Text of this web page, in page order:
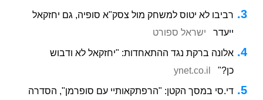
רביבו לא יטוס למשחק מול צסק"א סופיה, גם יחזקאל
ייעדר
ישראל ספורט
אלונה ברקת נגד ההתאחדות: "יחזקאל לא ודבוש
כן?"
ynet.co.il
די.סי במסך הקטן: "הרפתקאותיי עם סופרמן", הסדרה